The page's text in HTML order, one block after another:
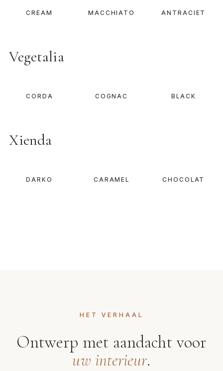
CREAM MACCHIATO ANTRACIET
Vegetalia
CORDA COGNAC BLACK
Xienda
DARKO CARAMEL CHOCOLAT
HET VERHAAL
Ontwerp met aandacht voor
uw interieur.